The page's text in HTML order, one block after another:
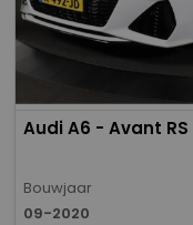
Audi A6 - Avant
Bouwjaar
09-2020